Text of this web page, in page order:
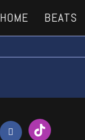
HOME BEATS